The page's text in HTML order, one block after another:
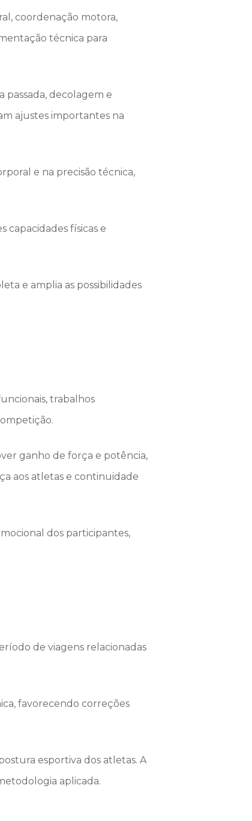
coordenação motora,
técnica para
passada, decolagem e
ajustes importantes na
e na precisão técnica,
capacidades físicas e
e amplia as possibilidades
trabalhos
ganho de força e potência,
aos atletas e continuidade
dos participantes,
de viagens relacionadas
favorecendo correções
esportiva dos atletas. A
aplicada.